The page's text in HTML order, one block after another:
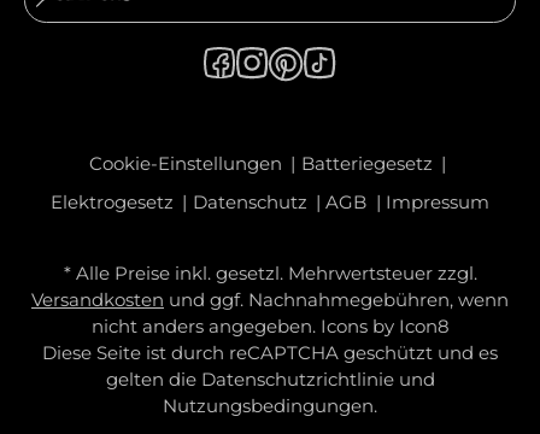
Cookie-Einstellungen
Batteriegesetz
Elektrogesetz
Datenschutz AGB Impressum
* Alle Preise inkl. gesetzl. Mehrwertsteuer zzgl.
Versandkosten und ggf. Nachnahmegebühren, wenn
nicht anders angegeben. Icons by Icon8
Diese Seite ist durch reCAPTCHA geschützt und es
gelten die Datenschutzrichtlinieund
Nutzungsbedingungen.